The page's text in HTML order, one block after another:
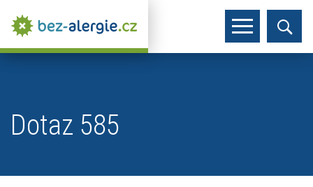
Dotaz 585